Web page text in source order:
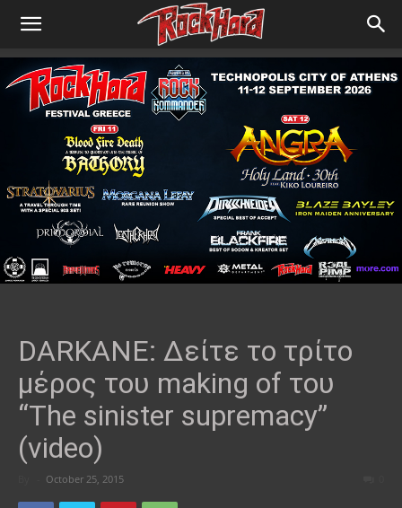
DARKANE: Δείτε το τρίτο
μέρος του making of του
“The sinister supremacy”
(video)
October 25, 2015